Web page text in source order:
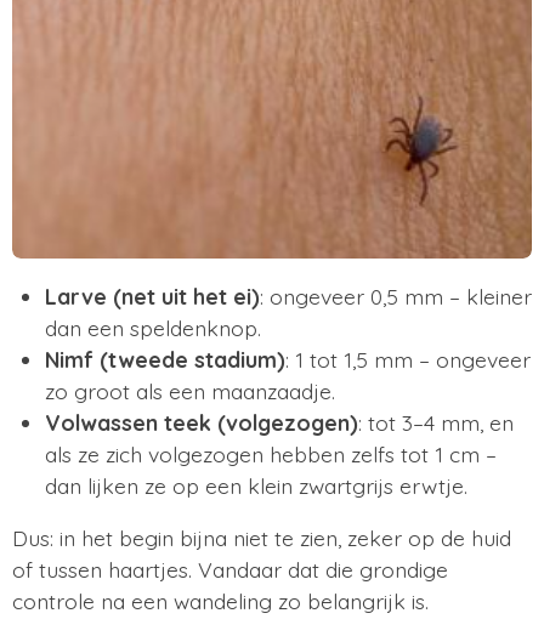
Larve (net uit het ei): ongeveer 0,5 mm – kleiner
dan een speldenknop.
Nimf (tweede stadium): 1 tot 1,5 mm – ongeveer
zo groot als een maanzaadje.
Volwassen teek (volgezogen): tot 3–4 mm, en
als ze zich volgezogen hebben zelfs tot 1 cm –
dan lijken ze op een klein zwartgrijs erwtje.
Dus: in het begin bijna niet te zien, zeker op de huid
of tussen haartjes. Vandaar dat die grondige
controle na een wandeling zo belangrijk is.